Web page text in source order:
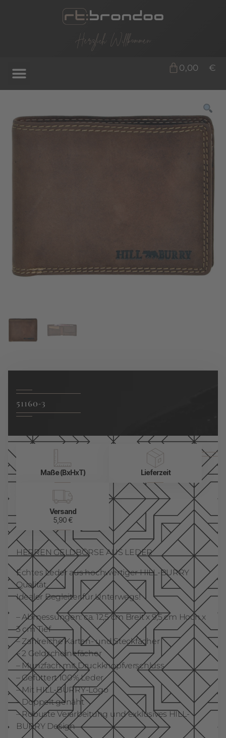
Herzlich Willkommen
0,00 €
51160-3
Maße (BxHxT) Lieferzeit
Versand
5,90 €
HERREN GELDBÖRSE AUS LEDER
Echtes Leder aus hochwertiger HILL-BURRY
Qualität.
Idealer Begleiter für Unterwegs!
– Abmessungen: ca. 12,5 cm Breit x 9,5 cm Hoch x
3 cm Tief
– Zahlreiche Karten- und Steckfächer
– 2 Geldscheinefächer
– Munzfach mit Druckknopfverschluss
– Gefüttert 100% Leder
– Mit HILL-BURRY-Logo
– Doppelt genäht
– Robuste Verarbeitung und exklusives HILL-
BURRY Design